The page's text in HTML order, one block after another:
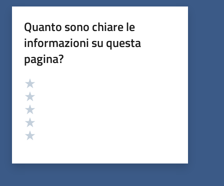
Quanto sono chiare le
informazioni su questa
pagina?
Valutazione